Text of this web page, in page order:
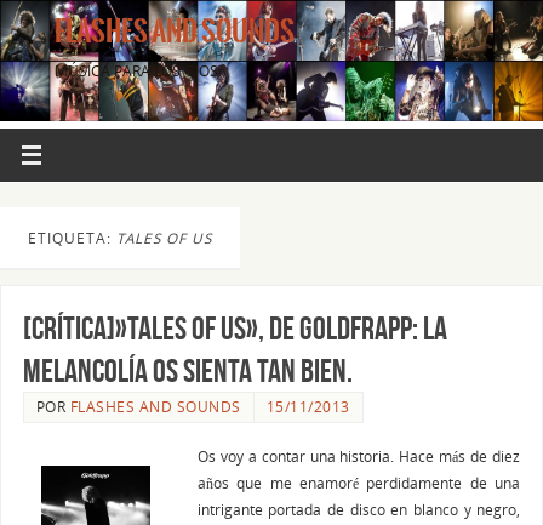
FLASHES AND SOUNDS
MÚSICA PARA LOS OJOS.
ETIQUETA: TALES OF US
[CRÍTICA]»Tales of Us», de GOLDFRAPP: La
melancolía os sienta tan bien.
POR FLASHES AND SOUNDS 15/11/2013
Os voy a contar una historia. Hace más de diez
años que me enamoré perdidamente de una
intrigante portada de disco en blanco y negro,